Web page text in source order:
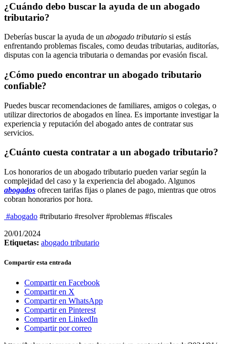
¿Cuándo debo buscar la ayuda de un abogado
tributario?
Deberías buscar la ayuda de un abogado tributario si estás
enfrentando problemas fiscales, como deudas tributarias, auditorías,
disputas con la agencia tributaria o demandas por evasión fiscal.
¿Cómo puedo encontrar un abogado tributario
confiable?
Puedes buscar recomendaciones de familiares, amigos o colegas, o
utilizar directorios de abogados en línea. Es importante investigar la
experiencia y reputación del abogado antes de contratar sus
servicios.
¿Cuánto cuesta contratar a un abogado tributario?
Los honorarios de un abogado tributario pueden variar según la
complejidad del caso y la experiencia del abogado. Algunos
abogados ofrecen tarifas fijas o planes de pago, mientras que otros
cobran honorarios por hora.
#abogado #tributario #resolver #problemas #fiscales
20/01/2024
Etiquetas: abogado tributario
Compartir esta entrada
Compartir en Facebook
Compartir en X
Compartir en WhatsApp
Compartir en Pinterest
Compartir en LinkedIn
Compartir por correo